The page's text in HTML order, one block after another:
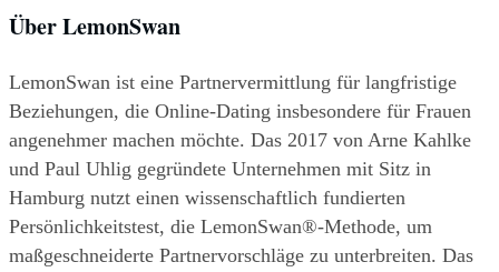
Über LemonSwan
LemonSwan ist eine Partnervermittlung für langfristige
Beziehungen, die Online-Dating insbesondere für Frauen
angenehmer machen möchte. Das 2017 von Arne Kahlke
und Paul Uhlig gegründete Unternehmen mit Sitz in
Hamburg nutzt einen wissenschaftlich fundierten
Persönlichkeitstest, die LemonSwan®-Methode, um
maßgeschneiderte Partnervorschläge zu unterbreiten. Das